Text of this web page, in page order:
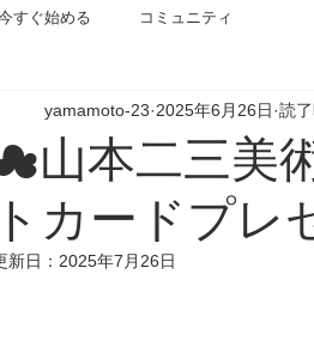
すぐ始める コミュニティ
山本二三美
トカードプ
yamamoto-23 2025年6月26日 読
新日： 2025年7月26日